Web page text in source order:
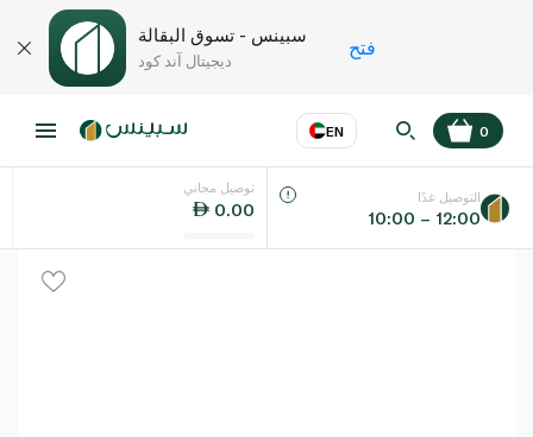
سبينس - تسوق البقالة
ديجيتال آند كود
فتح
EN
اللغة عر
0
توصيل مجاني
0.00
التوصيل غدًا
10:00 – 12:00